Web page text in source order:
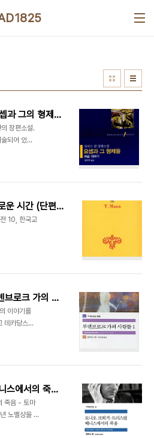
3월의 추천 도서 (1481) 조셉과 그의 형제들(요셉과 그 형제들) - 토마스 만
장편소설.
되어 있는
독교 전통
장본. 출처 -
자필원고
T.만의 초상
만가(家)의
부덴브로크
신화 읽기 그
4월의 추천도서 (1151) 괴로운 시간 (단편) - 토마스 만
10, 한국교
12월의 추천 도서(670) 부덴브로크 가의 사람들 - 토마스 만
이야기를
데카당스한
은 가문에
럽게 발현되
압박감을
당스한 욕망
지가 점점 더
민이 아닌
12월의 추천 도서(651) 베니스에서의 죽음 - 토마스 만 (N1929 독일)
죽음 - 토마
노벨상을 수
세계와 관능